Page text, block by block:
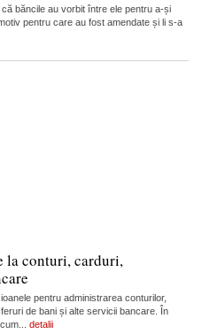
băncile au vorbit între ele pentru a-și
pentru care au fost amendate și li s-a
la conturi, carduri,
pentru administrarea conturilor,
de bani și alte servicii bancare. În
detalii